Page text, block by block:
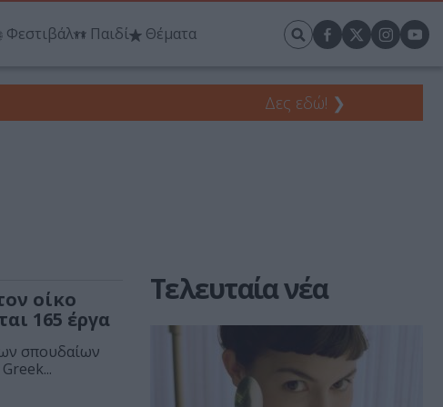
Φεστιβάλ Παιδί Θέματα
Δες εδώ! ❯
οίκο
165 έργα
σπουδαίων
Τελευταία νέα